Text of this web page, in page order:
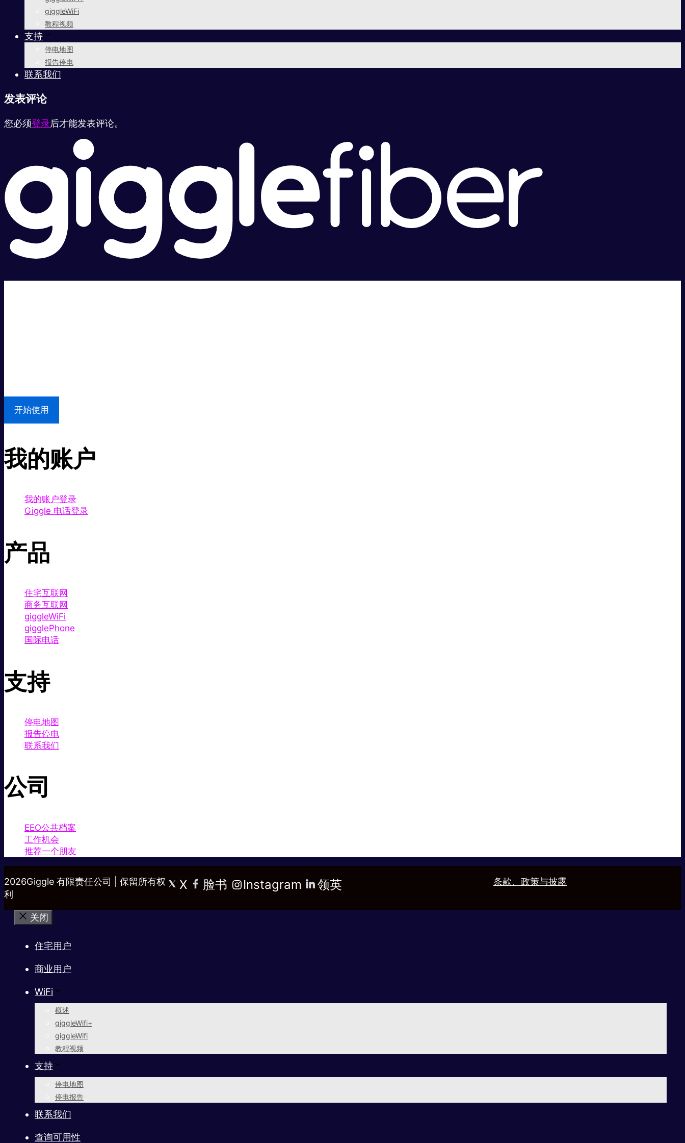
giggleWiFi
教程视频
支持
停电地图
报告停电
联系我们
发表评论
您必须登录后才能发表评论。
开始使用
我的账户
我的账户登录
Giggle 电话登录
产品
住宅互联网
商务互联网
giggleWiFi
gigglePhone
国际电话
支持
停电地图
报告停电
联系我们
公司
EEO公共档案
工作机会
推荐一个朋友
2026Giggle 有限责任公司 | 保留所有权
利
X 脸书 Instagram 领英 条款、政策与披露
关闭
住宅用户
商业用户
WiFi
概述
giggleWifi+
giggleWifi
教程视频
支持
停电地图
停电报告
联系我们
查询可用性